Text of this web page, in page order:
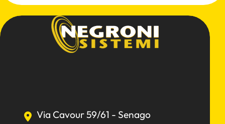
Via Cavour 59/61 - Senago